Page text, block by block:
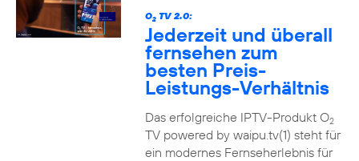
O2TV 2.0:
Jederzeit und überall
fernsehen zum
besten Preis-
Leistungs-Verhältnis
Das erfolgreiche IPTV-Produkt O2
TV powered by waipu.tv(1) steht für
ein modernes Fernseherlebnis für